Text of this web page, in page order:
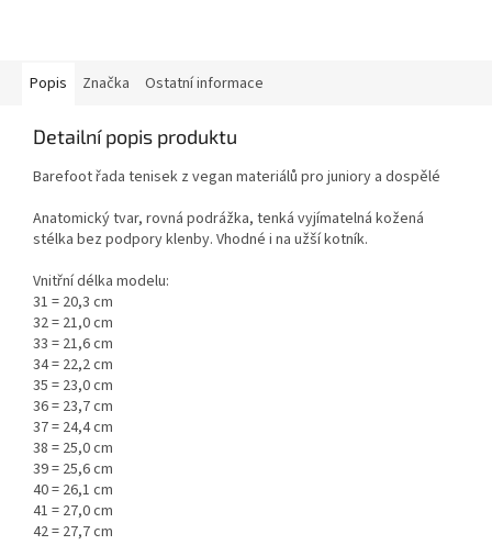
Popis Značka Ostatní informace
Detailní popis produktu
Barefoot řada tenisek z vegan materiálů pro juniory a dospělé
Anatomický tvar, rovná podrážka, tenká vyjímatelná kožená
stélka bez podpory klenby. Vhodné i na užší kotník.
Vnitřní délka modelu:
31 = 20,3 cm
32 = 21,0 cm
33 = 21,6 cm
34 = 22,2 cm
35 = 23,0 cm
36 = 23,7 cm
37 = 24,4 cm
38 = 25,0 cm
39 = 25,6 cm
40 = 26,1 cm
41 = 27,0 cm
42 = 27,7 cm